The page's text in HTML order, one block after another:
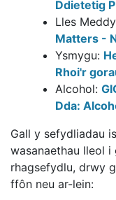
Ddietetig
Lles
Matters -
Ysmygu:
Rhoi'r
Alcohol:
Dda:
Gall y sefydliadau
wasanaethau lleol
rhagsefydlu, drwy
ffôn neu ar-lein: